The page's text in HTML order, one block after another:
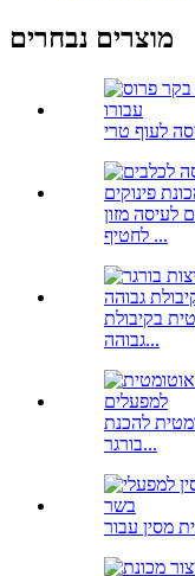
מוצרים נבחרים
לעיסה מזון
לחטיף ...
בקיבולת
גבוהה...
להכנת
בורגר...